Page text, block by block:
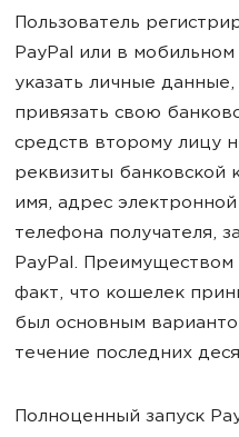
Пользователь
PayPal или в
указать личные
привязать свою
средств второму лицу
реквизиты банковской
имя, адрес
телефона получателя,
PayPal. Преимуществом
факт, что кошелек
был основным
течение последних
Полноценный запуск